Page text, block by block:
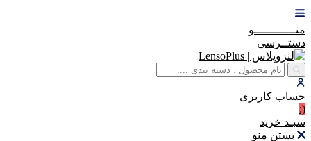
منــــــــــــو
دستــرسی
حساب کاربری
(:
سبـد خرید
بستن منو